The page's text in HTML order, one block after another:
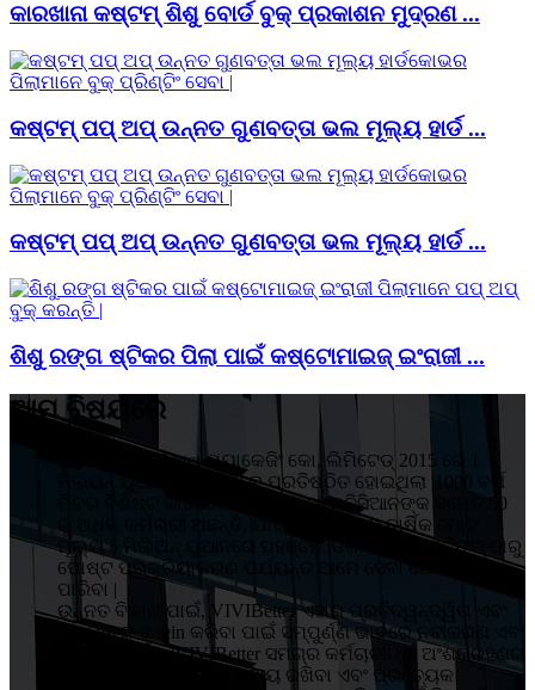
କାରଖାନା କଷ୍ଟମ୍ ଶିଶୁ ବୋର୍ଡ ବୁକ୍ ପ୍ରକାଶନ ମୁଦ୍ରଣ ...
କଷ୍ଟମ୍ ପପ୍ ଅପ୍ ଉନ୍ନତ ଗୁଣବତ୍ତା ଭଲ ମୂଲ୍ୟ ହାର୍ଡ ...
କଷ୍ଟମ୍ ପପ୍ ଅପ୍ ଉନ୍ନତ ଗୁଣବତ୍ତା ଭଲ ମୂଲ୍ୟ ହାର୍ଡ ...
ଶିଶୁ ରଙ୍ଗ ଷ୍ଟିକର ପିଲା ପାଇଁ କଷ୍ଟୋମାଇଜ୍ ଇଂରାଜୀ ...
ଆମ ବିଷୟରେ
ହୁଇଜୋ VIVIBetter ପ୍ୟାକେଜିଂ କୋ, ଲିମିଟେଡ୍ 2015 ରେ 1
ମିଲିୟନ୍ ୟୁଆନ୍ ବିନିଯୋଗରେ ପ୍ରତିଷ୍ଠିତ ହୋଇଥିଲା |1000 ବର୍ଗ
ମିଟର ବିଶିଷ୍ଟ କାରଖାନାରେ 5 ଜଣ ଟେକ୍ନିସିଆନଙ୍କ ସମେତ 50
ରୁ ଅଧିକ କର୍ମଚାରୀ ଅଛନ୍ତି, ଯାହା ଉତ୍ପାଦନର ବାର୍ଷିକ ମୋଟ
ମୂଲ୍ୟ 5 ମିଲିଅନ୍ ୟୁଆନରେ ପହଞ୍ଚିଛି |ଡିଜାଇନ୍, ପ୍ରିଣ୍ଟିଙ୍ଗ୍ ଠାରୁ
ପୋଷ୍ଟ ପ୍ରକ୍ରିୟାକରଣ ପର୍ଯ୍ୟନ୍ତ ଆମେ ସେବା ଯୋଗାଇ
ପାରିବା |
ଉନ୍ନତ ବିକାଶ ପାଇଁ, VIVIBetter ଏହାର ପ୍ରତିଦ୍ୱନ୍ଦ୍ୱିତା ଏବଂ
ପ୍ରଭାବକୁ ଦୃ rein କରିବା ପାଇଁ ସମ୍ପୁର୍ଣ୍ଣ ଭାବରେ ନବୀକରଣ ଏବଂ
ସଂସ୍କାର କରିବ |VIVIBetter ସମଗ୍ର କର୍ମଚାରୀଙ୍କ ଅଂଶଗ୍ରହଣର
ଗୁଣାତ୍ମକ ନୀତି, ଉନ୍ନତି ବଜାୟ ରଖିବା ଏବଂ ପ୍ରତ୍ୟେକ